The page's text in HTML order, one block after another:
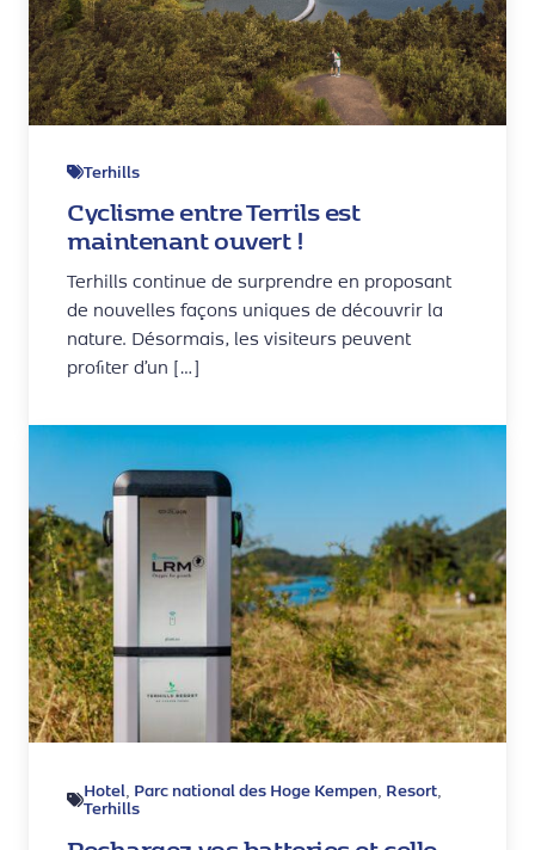
Terhills
Cyclisme entre Terrils est
maintenant ouvert !
Terhills continue de surprendre en proposant
de nouvelles façons uniques de découvrir la
nature. Désormais, les visiteurs peuvent
profiter d’un […]
Hotel, Parc national des Hoge Kempen, Resort,
Terhills